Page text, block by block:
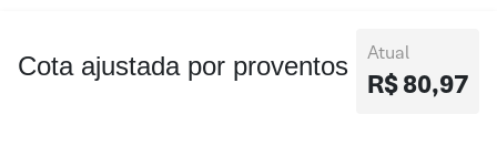
Cota ajustada por proventos Atual
R$ 80,97